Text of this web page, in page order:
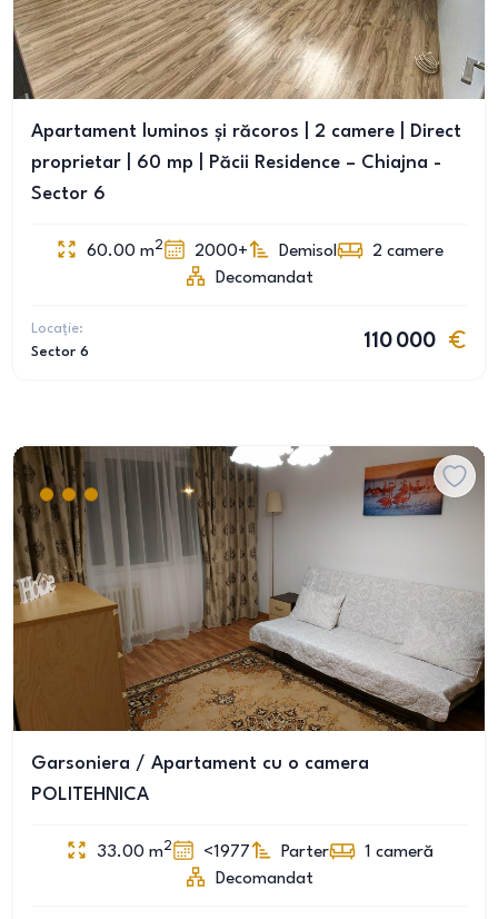
Apartament luminos și răcoros | 2 camere | Direct
proprietar | 60 mp | Păcii Residence – Chiajna -
Sector 6
60.00 m2 2000+ Demisol 2 camere
Decomandat
Locație:
Sector 6
110 000
Garsoniera / Apartament cu o camera
POLITEHNICA
33.00 m2 <1977 Parter 1 cameră
Decomandat